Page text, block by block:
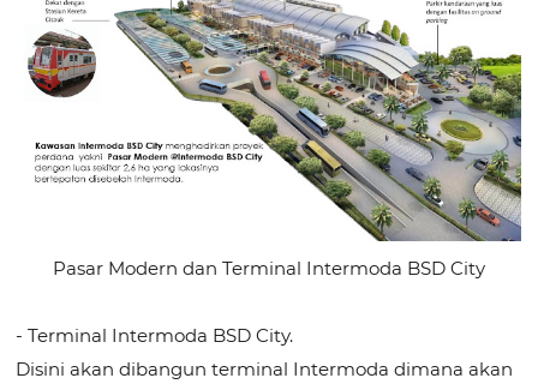
Pasar Modern dan Terminal Intermoda BSD City
- Terminal Intermoda BSD City.
Disini akan dibangun terminal Intermoda dimana akan